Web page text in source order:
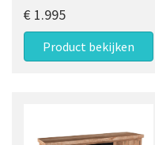
€ 1.995
Product bekijken